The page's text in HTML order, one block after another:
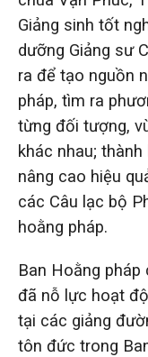
Giảng sinh tốt
dưỡng Giảng sư
ra để tạo nguồn
pháp, tìm ra
từng đối tượng,
khác nhau;
nâng cao hiệu
các Câu lạc bộ
hoằng pháp.
Ban Hoằng
đã nỗ lực hoạt
tại các giảng
tôn đức trong